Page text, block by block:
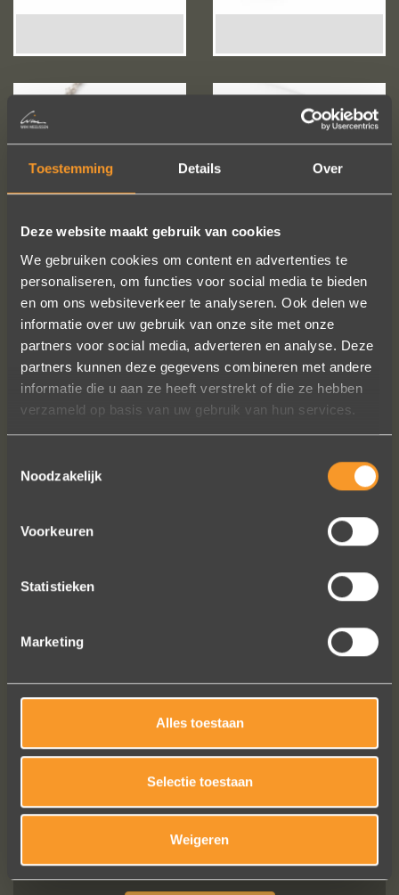
Toestemming Details Over
Deze website maakt gebruik van cookies
We gebruiken cookies om content en advertenties te
personaliseren, om functies voor social media te bieden
en om ons websiteverkeer te analyseren. Ook delen we
informatie over uw gebruik van onze site met onze
partners voor social media, adverteren en analyse. Deze
partners kunnen deze gegevens combineren met andere
informatie die u aan ze heeft verstrekt of die ze hebben
verzameld op basis van uw gebruik van hun services.
Noodzakelijk
Voorkeuren
Statistieken
Marketing
Alles toestaan
Selectie toestaan
Weigeren
op de foto's.
We bestelden online, maar er wordt
in de winkel staat.
Het is eigenlijk een feestje om bij Wim
Erik Koopmans